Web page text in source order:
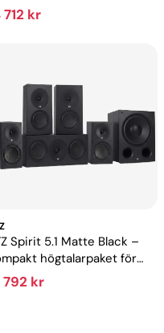
712 kr
Spirit 5.1 Matte Black –
högtalarpaket för
792 kr